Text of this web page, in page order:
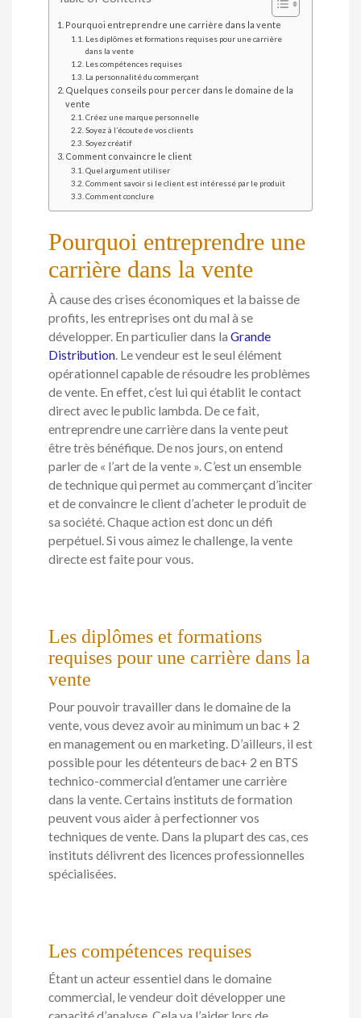
Pourquoi entreprendre une carrière dans la vente
Les diplômes et formations requises pour une carrière
dans la vente
Les compétences requises
La personnalité du commerçant
Quelques conseils pour percer dans le domaine de la
vente
Créez une marque personnelle
Soyez à l’écoute de vos clients
Soyez créatif
Comment convaincre le client
Quel argument utiliser
Comment savoir si le client est intéressé par le produit
Comment conclure
Pourquoi entreprendre une
carrière dans la vente
À cause des crises économiques et la baisse de
profits, les entreprises ont du mal à se
développer. En particulier dans la Grande
Distribution. Le vendeur est le seul élément
opérationnel capable de résoudre les problèmes
de vente. En effet, c’est lui qui établit le contact
direct avec le public lambda. De ce fait,
entreprendre une carrière dans la vente peut
être très bénéfique. De nos jours, on entend
parler de « l’art de la vente ». C’est un ensemble
de technique qui permet au commerçant d’inciter
et de convaincre le client d’acheter le produit de
sa société. Chaque action est donc un défi
perpétuel. Si vous aimez le challenge, la vente
directe est faite pour vous.
Les diplômes et formations
requises pour une carrière dans la
vente
Pour pouvoir travailler dans le domaine de la
vente, vous devez avoir au minimum un bac + 2
en management ou en marketing. D’ailleurs, il est
possible pour les détenteurs de bac+ 2 en BTS
technico-commercial d’entamer une carrière
dans la vente. Certains instituts de formation
peuvent vous aider à perfectionner vos
techniques de vente. Dans la plupart des cas, ces
instituts délivrent des licences professionnelles
spécialisées.
Les compétences requises
Étant un acteur essentiel dans le domaine
commercial, le vendeur doit développer une